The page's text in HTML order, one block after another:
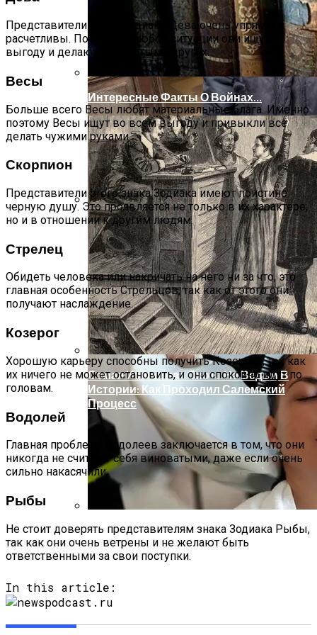
Женская Зимняя Обувь: 5 Стильных
Моделей, За Которыми
Выстраиваются В Очереди
Лунный Календарь Окрашивания
Волос На Октябрь 2025 Года
Интересные Факты О Войнах…
Самая Известная Охота На Ведьм В
Истории: Как Проходил Салемский
Процесс
Представители знака Зодиака Дева очень упрямы и
расчетливы. Поэтому в любой ситуации они ищут
выгоду и делают виноватыми других.
Весы
Больше всего Весы любят материальные блага. Именно
поэтому Весы ищут во всем выгоду и привыкли все
делать чужими руками.
Скорпион
Представители этого знака Зодиака имеют поистине
черную душу. Это проявляется не только в их характере,
но и в отношении к другим людям.
Стрелец
Обидеть человека или накричать на него ни за что, это
главная особенность Стрельцов, так как от этого они
получают наслаждение.
Козерог
Хорошую карьеру способны получить Козероги, так как
их ничего не может остановить, и они спокойно идут по
головам.
Водолей
Главная проблема Водолеев заключается в том, что они
никогда не считают себя виноватыми, даже если очень
сильно накасячили.
Рыбы
Не стоит доверять представителям знака Зодиака Рыбы,
так как они очень ветрены и не желают быть
ответственными за свои поступки.
In this article: